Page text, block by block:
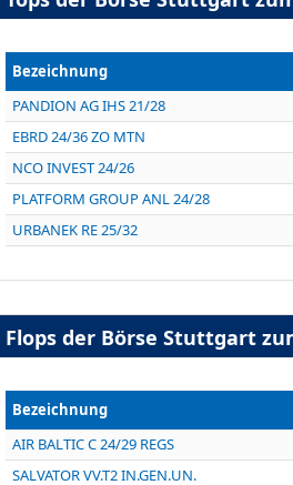
Bezeichnung
PANDION AG IHS 21/28
EBRD 24/36 ZO MTN
NCO INVEST 24/26
PLATFORM GROUP ANL 24/28
URBANEK RE 25/32
Flops der Börse Stuttgart
Bezeichnung
AIR BALTIC C 24/29 REGS
SALVATOR VV.T2 IN.GEN.UN.